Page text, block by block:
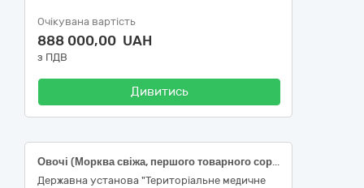
Очікувана вартість
888 000,00 UAH
з ПДВ
Дивитись
Овочі (Морква свіжа, першого товарного сорту, ДСТУ 7035; Буряк столовий першого товарного сорту, 5-10 см, ДСТУ 7033; Цибуля ріпчаста свіжа, першого товарного сорту, від 4 см, ДСТУ 3234; Капуста білоголова свіжа, пізньостигла, першого товарного сорту, ДСТУ 7037)) за кодом ДК 021:2015 03220000-9 Овочі, фрукти та горіхи
Державна установа "Територіальне медичне